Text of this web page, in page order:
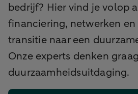
bedrijf? Hier vind je volop
financiering, netwerken en
transitie naar een
Onze experts denken
duurzaamheidsuitdaging.